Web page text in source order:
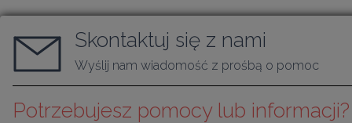
Skontaktuj się z nami
Wyślij nam wiadomość z prośbą o pomoc
Potrzebujesz pomocy lub informacji?